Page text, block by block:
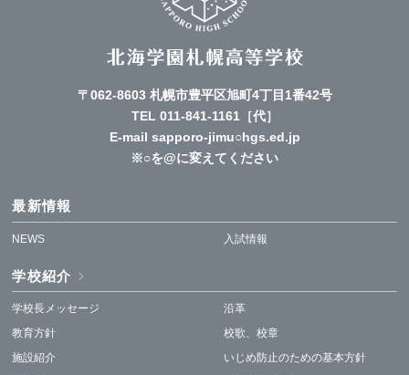
〒062-8603 札幌市豊平区旭町4丁目1番42号
TEL 011-841-1161［代］
E-mail sapporo-jimu○hgs.ed.jp
※○を@に変えてください
最新情報
NEWS 入試情報
学校紹介
学校長メッセージ
教育方針
施設紹介
沿革
校歌、校章
いじめ防止のための基本方針